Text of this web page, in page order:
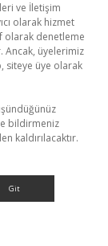
ve İletişim
olarak hizmet
olarak denetleme
Ancak, üyelerimiz
siteye üye olarak
bildirmeniz
kaldırılacaktır.